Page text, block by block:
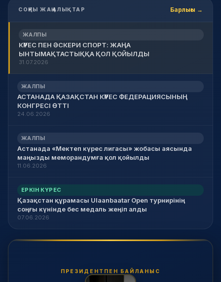
СОҢҒЫ ЖАҢАЛЫҚТАР Барлығы →
ЖАЛПЫ
КҮРЕС ПЕН ӘСКЕРИ СПОРТ: ЖАҢА
ЫНТЫМАҚТАСТЫҚҚА ҚОЛ ҚОЙЫЛДЫ
31.07.2026
ЖАЛПЫ
АСТАНАДА ҚАЗАҚСТАН КҮРЕС ФЕДЕРАЦИЯСЫНЫҢ
КОНГРЕСІ ӨТТІ
24.06.2026
ЖАЛПЫ
Астанада «Мектеп күрес лигасы» жобасы аясында
маңызды меморандумға қол қойылды
11.06.2026
ЕРКІН КҮРЕС
Қазақстан құрамасы Ulaanbaatar Open турнирінің
соңғы күнінде бес медаль жеңіп алды
07.06.2026
ПРЕЗИДЕНТПЕН БАЙЛАНЫС